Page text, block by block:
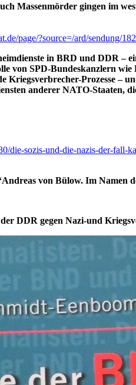
Massenmörder gingen im
page/?source=/ard/sendung/
in BRD und DDR –
von SPD-Bundeskanzlern
Kriegsverbrecher-Prozesse –
anderer NATO-
die-sozis-und-die-nazis-der-fall-
von Bülow. Im Namen
DDR gegen Nazi-und